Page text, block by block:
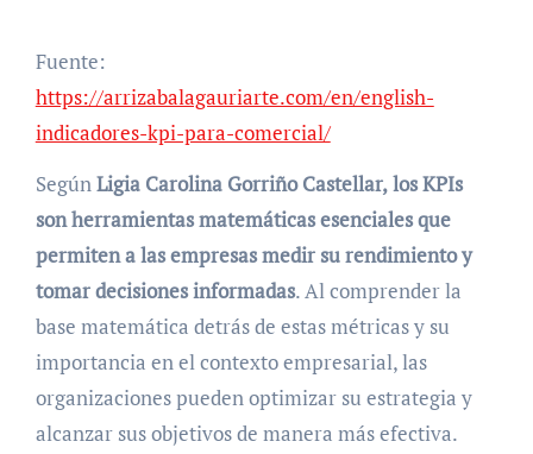
Fuente:
https://arrizabalagauriarte.com/en/english-
indicadores-kpi-para-comercial/
SegúnLigia Carolina Gorriño Castellar,los KPIs
son herramientas matemáticas esenciales que
permiten a las empresas medir su rendimiento y
tomar decisiones informadas. Al comprender la
base matemática detrás de estas métricas y su
importancia en el contexto empresarial, las
organizaciones pueden optimizar su estrategia y
alcanzar sus objetivos de manera más efectiva.